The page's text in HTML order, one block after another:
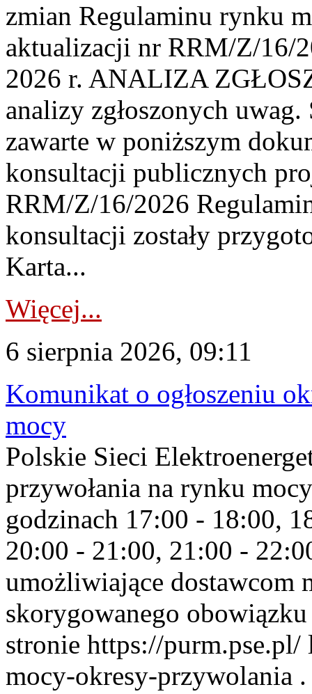
zmian Regulaminu rynku
aktualizacji nr RRM/Z/16/
2026 r. ANALIZA
analizy zgłoszonych
zawarte w poniższym
konsultacji publicznych
RRM/Z/16/2026
konsultacji zostały
Karta...
Więcej...
6 sierpnia 2026, 09:11
Komunikat o ogłoszeniu
mocy
Polskie Sieci
przywołania na rynku
godzinach 17:00 - 18:00,
20:00 - 21:00, 21:00 -
umożliwiające dostawcom
skorygowanego
stronie https://
mocy-okresy-przywolania